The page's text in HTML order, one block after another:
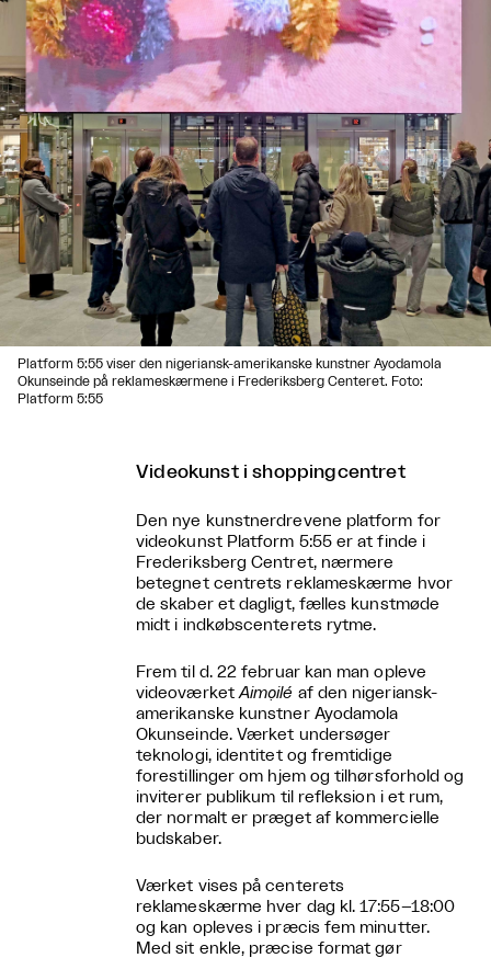
Platform 5:55 viser den nigeriansk-amerikanske kunstner Ayodamola
Okunseinde på reklameskærmene i Frederiksberg Centeret. Foto:
Platform 5:55
Videokunst i shoppingcentret
Den nye kunstnerdrevene platform for
videokunst Platform 5:55 er at finde i
Frederiksberg Centret, nærmere
betegnet centrets reklameskærme hvor
de skaber et dagligt, fælles kunstmøde
midt i indkøbscenterets rytme.
Frem til d. 22 februar kan man opleve
videoværket Aimọilé af den nigeriansk-
amerikanske kunstner Ayodamola
Okunseinde. Værket undersøger
teknologi, identitet og fremtidige
forestillinger om hjem og tilhørsforhold og
inviterer publikum til refleksion i et rum,
der normalt er præget af kommercielle
budskaber.
Værket vises på centerets
reklameskærme hver dag kl. 17:55–18:00
og kan opleves i præcis fem minutter.
Med sit enkle, præcise format gør